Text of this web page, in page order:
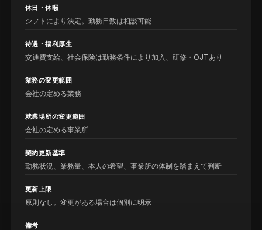
休日・休暇
シフトにより決定。勤務日数は相談可能
待遇・福利厚生
交通費支給、社会保険は勤務条件により加入、研修・OJTあり
業務の変更範囲
会社の定める業務
就業場所の変更範囲
会社の定める事業所
契約更新基準
勤務状況、業務量、本人の希望、事業所の体制を踏まえて判断
更新上限
原則なし。変更がある場合は個別に明示
備考